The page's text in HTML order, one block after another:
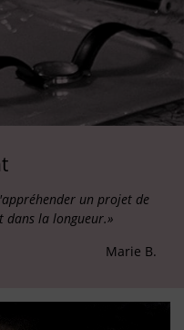
un projet de
dans la longueur.»
Marie B.